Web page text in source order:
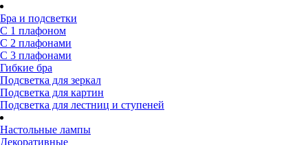
Бра и подсветки
С 1 плафоном
С 2 плафонами
С 3 плафонами
Гибкие бра
Подсветка для зеркал
Подсветка для картин
Подсветка для лестниц и ступеней
Настольные лампы
Декоративные